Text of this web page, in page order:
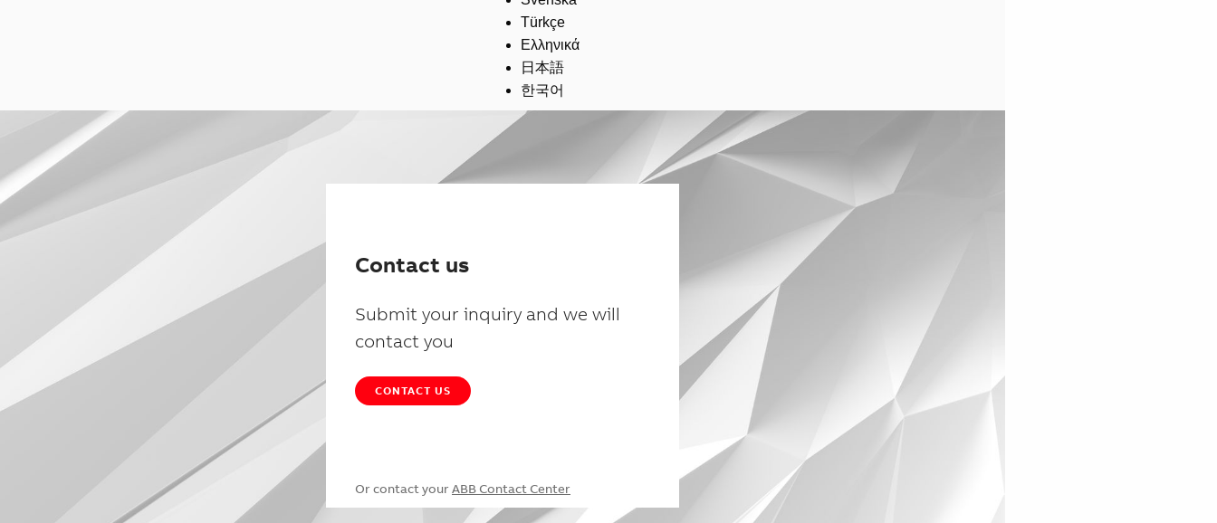
Türkçe
Ελληνικά
日本語
한국어
Contact us
Submit your inquiry and we will
contact you
CONTACT US
Or contact your ABB Contact Center